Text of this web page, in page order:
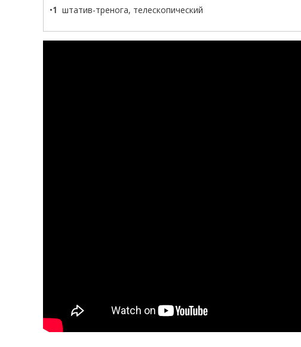
•1 штатив-тренога, телескопический